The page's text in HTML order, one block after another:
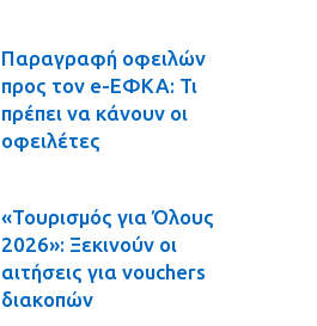
Παραγραφή οφειλών
προς τον e-ΕΦΚΑ: Τι
πρέπει να κάνουν οι
οφειλέτες
«Τουρισμός για Όλους
2026»: Ξεκινούν οι
αιτήσεις για vouchers
διακοπών